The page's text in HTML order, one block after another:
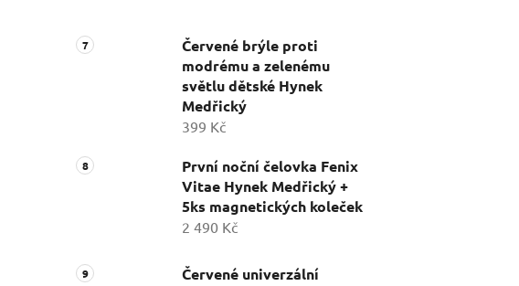
Červené brýle proti
modrému a zelenému
světlu dětské Hynek
Medřický
399 Kč
První noční čelovka Fenix
Vitae Hynek Medřický +
5ks magnetických koleček
2 490 Kč
Červené univerzální